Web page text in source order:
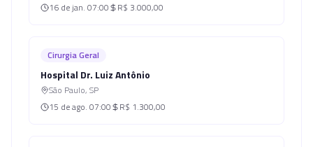
16 de jan. 07:00 R$ 3.000,00
Cirurgia Geral
Hospital Dr. Luiz Antônio
São Paulo, SP
15 de ago. 07:00 R$ 1.300,00